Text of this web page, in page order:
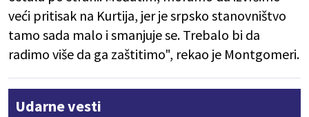
veći pritisak na Kurtija, jer je srpsko stanovništvo
tamo sada malo i smanjuje se. Trebalo bi da
radimo više da ga zaštitimo", rekao je Montgomeri.
Udarne vesti